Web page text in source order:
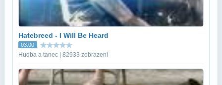
Hatebreed - I Will Be Heard
03:00
Hudba a tanec | 82933 zobrazení